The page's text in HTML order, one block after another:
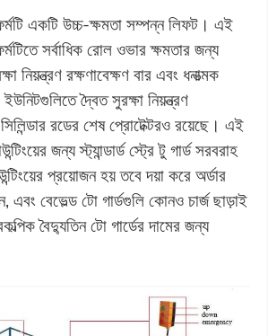
একটি উচ্চ-ক্ষমতা সম্পন্ন লিফট। এই
সর্বাধিক রোল ওভার ক্ষমতার জন্য
নিয়ন্ত্রণ রক্ষণাবেক্ষণ বার এবং ধনাত্মক
দ্বৈত সুরক্ষা নিয়ন্ত্রণ
রডের শেষ প্রোটেক্টরও রয়েছে। এই
জন্য স্ট্যান্ডার্ড স্ট্রে টু গার্ড সরবরাহ
প্রয়োজন হয় তবে দয়া করে অর্ডার
এবং বেভেল্ড টো গার্ডগুলি কোনও চার্জ ছাড়াই
বৈদ্যুতিন টো গার্ডের দামের জন্য